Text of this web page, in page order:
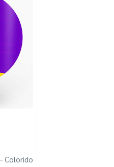
Colorido